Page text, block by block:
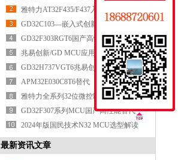
雅特力AT32F435/F437入门使用指南
​​GD32C103—嵌入式创新的核心引擎​
​​GD32F303RGT6国产高性能MCU的全
面突破
兆易创新/GD MCU应用实践
GD32H737VGT6兆易创新MCU重新定
义高性能MCU的边界
APM32E030C8T6替代
APM32F030C8T6/STM32F030C8T6
雅特力全系列32位微控制器MCU选型
表
GD32F307系列MCU国产高性能替代
全面对标国际品牌
2024年版国民技术N32 MCU选型解读
最新资讯文章